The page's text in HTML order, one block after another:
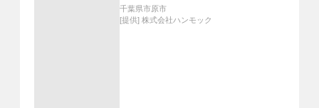
千葉県市原市
[提供] 株式会社ハンモック